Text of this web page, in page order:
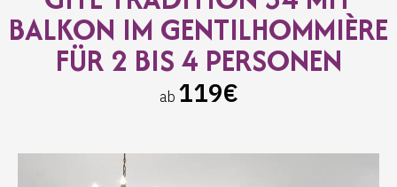
BALKON IM GENTILHOMMIÈRE
FÜR 2 BIS 4 PERSONEN
ab 119€